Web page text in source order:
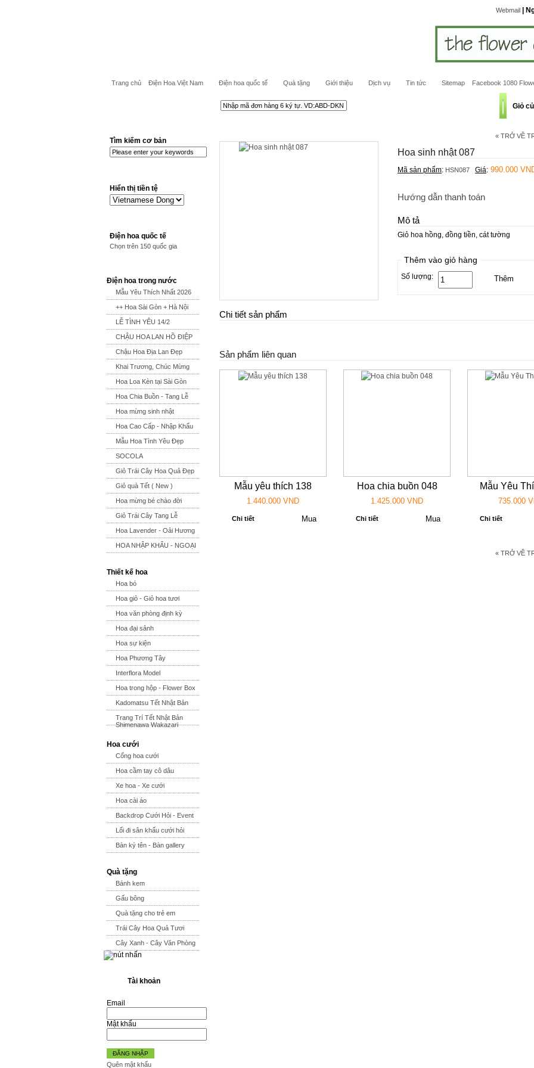
Webmail |
Trang chủ Điện Hoa Việt Nam Điện hoa quốc tế Quà tặng Giới thiệu Dịch vụ Tin tức Sitemap Facebook 1080
Giỏ
Tìm kiếm cơ bản
Hiển thị tiền tệ
Điện hoa quốc tế
Chọn trên 150 quốc gia
Điện hoa trong nước
Mẫu Yêu Thích Nhất 2026
++ Hoa Sài Gòn + Hà Nội
LỄ TÌNH YÊU 14/2
CHẬU HOA LAN HỒ ĐIỆP
Chậu Hoa Địa Lan Đẹp
Khai Trương, Chúc Mừng
Hoa Loa Kèn tại Sài Gòn
Hoa Chia Buồn - Tang Lễ
Hoa mừng sinh nhật
Hoa Cao Cấp - Nhập Khẩu
Mẫu Hoa Tình Yêu Đẹp
SOCOLA
Giỏ Trái Cây Hoa Quả Đẹp
Giỏ quà Tết ( New )
Hoa mừng bé chào đời
Giỏ Trái Cây Tang Lễ
Hoa Lavender - Oải Hương
HOA NHẬP KHẨU - NGOẠI
Thiết kế hoa
Hoa bó
Hoa giỏ - Giỏ hoa tươi
Hoa văn phòng định kỳ
Hoa đại sảnh
Hoa sự kiện
Hoa Phương Tây
Interflora Model
Hoa trong hộp - Flower Box
Kadomatsu Tết Nhật Bản
Trang Trí Tết Nhật Bản
Shimenawa Wakazari
Hoa cưới
Cổng hoa cưới
Hoa cầm tay cô dâu
Xe hoa - Xe cưới
Hoa cài áo
Backdrop Cưới Hỏi - Event
Lối đi sân khấu cưới hỏi
Bàn ký tên - Bàn gallery
Quà tặng
Bánh kem
Gấu bông
Quà tặng cho trẻ em
Trái Cây Hoa Quả Tươi
Cây Xanh - Cây Văn Phòng
Tài khoản
Email
Mật khẩu
ĐĂNG NHẬP
Quên mật khẩu
« TRỞ VỀ
Hoa sinh nhật 087
Mã sản phẩm: HSN087 Giá: 990.000
Hướng dẫn thanh toán
Mô tả
Giỏ hoa hồng, đồng tiền, cát tường
Thêm vào giỏ hàng
Số lượng:
Chi tiết sản phẩm
Sản phẩm liên quan
Mẫu yêu thích 138
1.440.000 VND
Chi tiết
Hoa chia buồn 048
1.425.000 VND
Chi tiết
Mẫu Yêu
735.000
Chi tiết
« TRỞ VỀ